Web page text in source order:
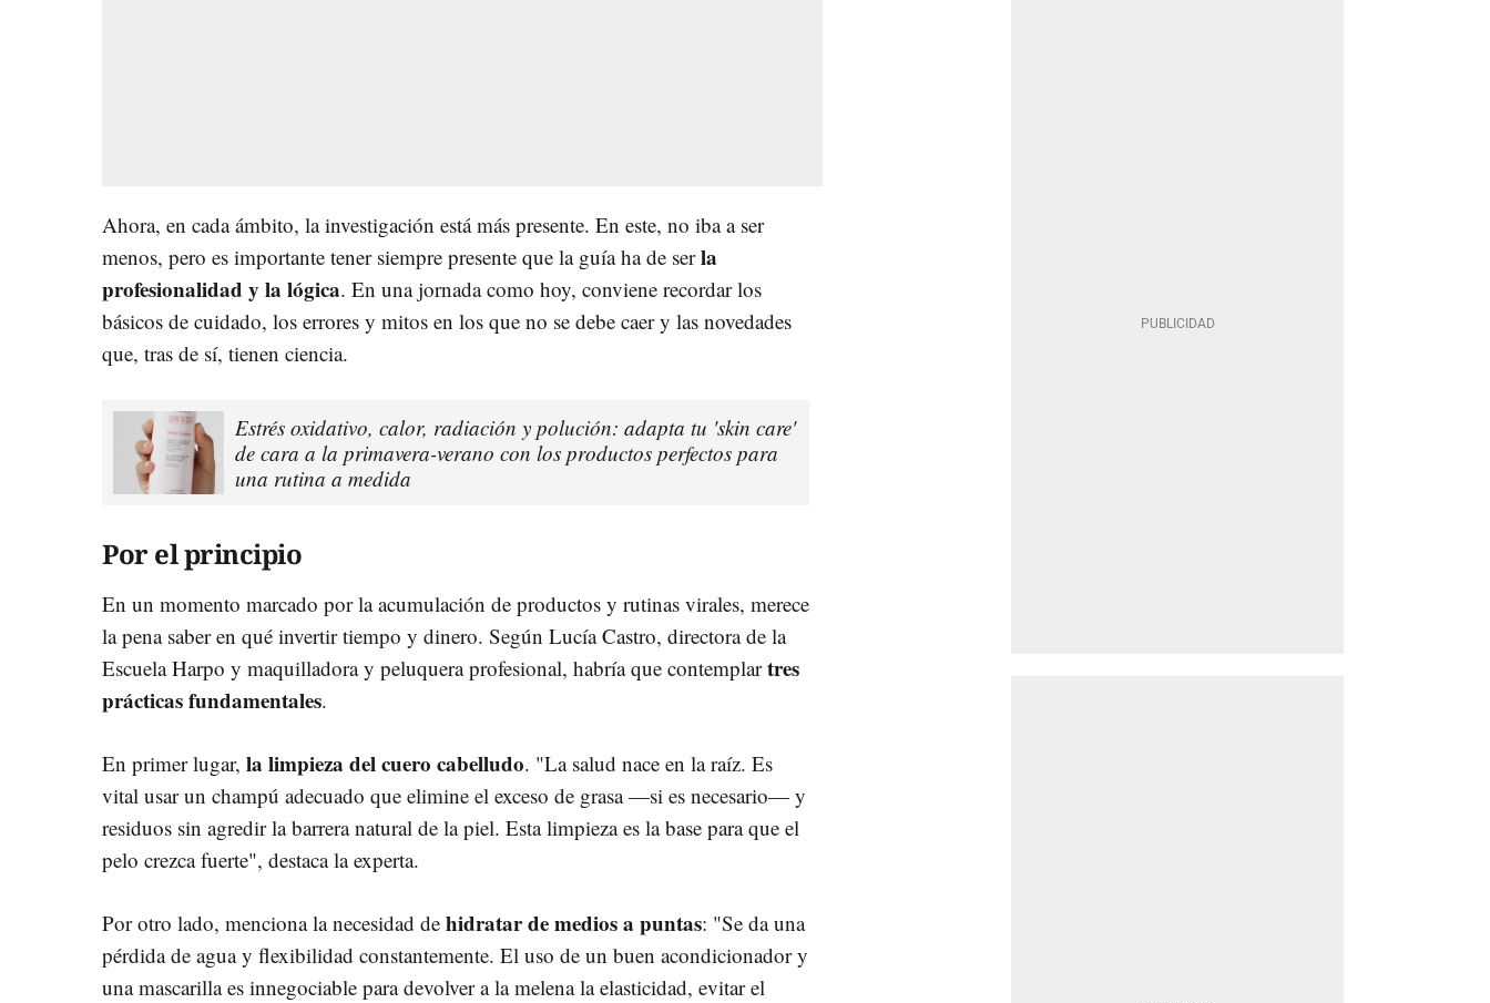
Ahora, en cada ámbito, la investigación está más presente. En este, no iba a ser
menos, pero es importante tener siempre presente que la guía ha de serla
profesionalidad y la lógica. En una jornada como hoy, conviene recordar los
básicos de cuidado, los errores y mitos en los que no se debe caer y las novedades
que, tras de sí, tienen ciencia.
Estrés oxidativo, calor, radiación y polución: adapta tu 'skin care'
de cara a la primavera-verano con los productos perfectos para
una rutina a medida
Por el principio
En un momento marcado por la acumulación de productos y rutinas virales, merece
la pena saber en qué invertir tiempo y dinero. Según Lucía Castro, directora de la
Escuela Harpo y maquilladora y peluquera profesional, habría que contemplartres
prácticas fundamentales.
En primer lugar, la limpieza del cuero cabelludo. "La salud nace en la raíz. Es
vital usar un champú adecuado que elimine el exceso de grasa—si es necesario— y
residuos sin agredir la barrera natural de la piel. Esta limpieza es la base para que el
pelo crezca fuerte", destaca la experta.
Por otro lado, menciona la necesidad de hidratar de medios a puntas: "Se da una
pérdida de agua y flexibilidad constantemente. El uso de un buen acondicionador y
una mascarilla es innegociable para devolver a la melena la elasticidad, evitar el